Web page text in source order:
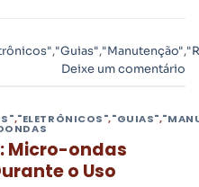
,"Guias","Manutenção",
Deixe um comentário
,"ELETRÔNICOS","GUIAS",
Micro-ondas
o Uso